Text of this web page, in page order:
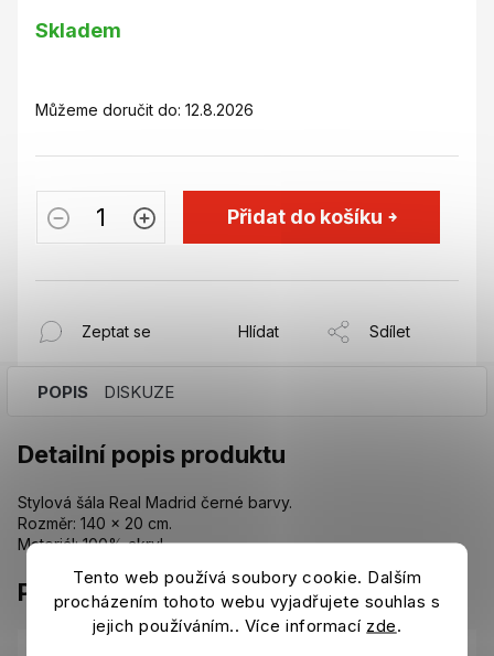
Tento web používá soubory cookie. Dalším
procházením tohoto webu vyjadřujete souhlas s
jejich používáním.. Více informací zde.
cena:
Skladem
Můžeme doručit do: 12.8.2026
Přidat do košíku
Zeptat se Hlídat Sdílet
POPIS DISKUZE
Detailní popis produktu
Stylová šála Real Madrid černé barvy.
Rozměr: 140 x 20 cm.
Materiál: 100% akryl.
Parametry